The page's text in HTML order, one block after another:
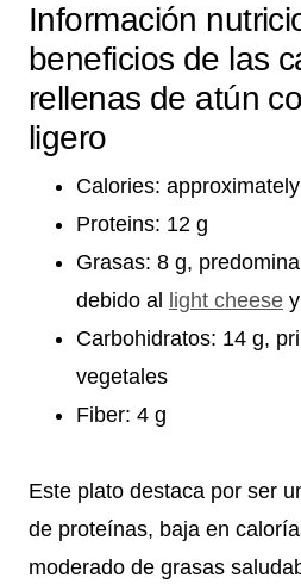
Información
beneficios de las
rellenas de atún
ligero
Calories:
Proteins: 12 g
Grasas: 8 g,
debido al
light cheese
Carbohidratos: 14 g,
vegetales
Fiber: 4 g
Este plato destaca por ser
de proteínas, baja en
moderado de grasas